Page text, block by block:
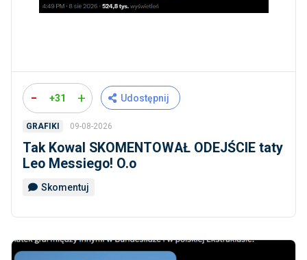
- +31 + Udostępnij
GRAFIKI 09-08-2026
Tak Kowal SKOMENTOWAŁ ODEJŚCIE taty
Leo Messiego! O.o
Skomentuj